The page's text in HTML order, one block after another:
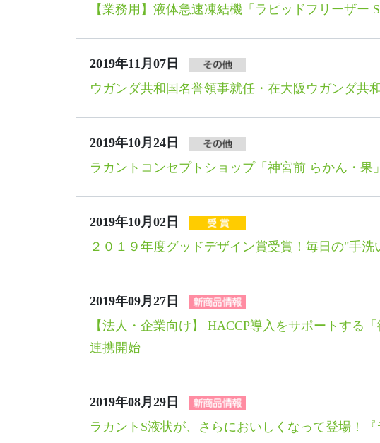
【業務用】液体急速凍結機「ラピッドフリーザー
2019年11月07日
ウガンダ共和国名誉領事就任・在大阪ウガンダ共
2019年10月24日
ラカントコンセプトショップ「神宮前 らかん・
2019年10月02日
２０１９年度グッドデザイン賞受賞！毎日の"手
2019年09月27日
【法人・企業向け】 HACCP導入をサポートする
連携開始
2019年08月29日
ラカントS液状が、さらにおいしくなって登場！